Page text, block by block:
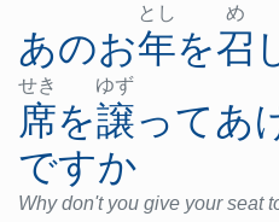
あのお
とし
年を
め
召
せき ゆず
席を譲ってあ
ですか
Why don't you give your seat